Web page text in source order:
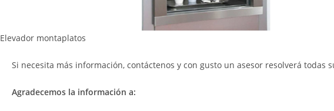
Elevador montaplatos
Si necesita más información, contáctenos y con gusto un asesor resolverá todas
Agradecemos la información a: